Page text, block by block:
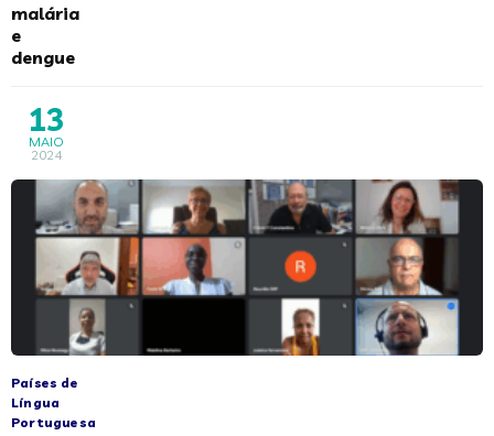
malária
e
dengue
13
MAIO
2024
Países de
Língua
Portuguesa